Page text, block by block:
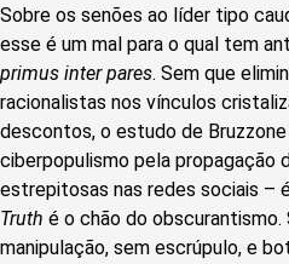
Sobre os senões ao líder tipo
esse é um mal para o qual tem
primus inter pares. Sem que
racionalistas nos vínculos
descontos, o estudo de
ciberpopulismo pela propagação
estrepitosas nas redes sociais –
Truth é o chão do obscurantismo.
manipulação, sem escrúpulo, e